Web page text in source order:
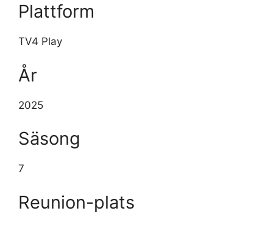
Plattform
TV4 Play
År
2025
Säsong
7
Reunion-plats